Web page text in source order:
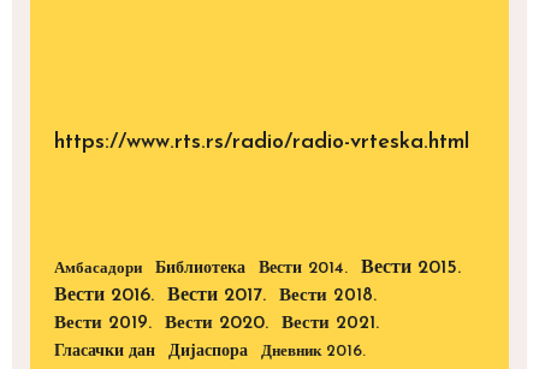
https://www.rts.rs/radio/radio-vrteska.html
Амбасадори Библиотека Вести 2014.
Вести 2015.
Вести 2016.
Вести 2017.
Вести 2018.
Вести 2019.
Вести 2020. Вести 2021.
Гласачки дан Дијаспора Дневник 2016.